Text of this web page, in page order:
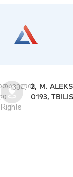
2, M.
0193,